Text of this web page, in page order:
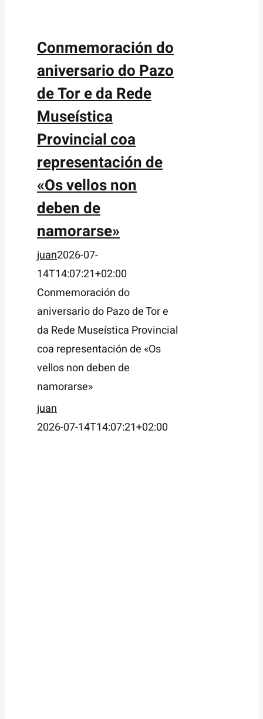
Conmemoración do
aniversario do Pazo
de Tor e da Rede
Museística
Provincial coa
representación de
«Os vellos non
deben de
namorarse»
juan2026-07-
14T14:07:21+02:00
Conmemoración do
aniversario do Pazo de Tor e
da Rede Museística Provincial
coa representación de «Os
vellos non deben de
namorarse»
juan
2026-07-14T14:07:21+02:00